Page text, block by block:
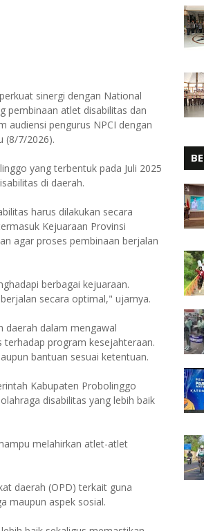
sinergi dengan National
pembinaan atlet disabilitas dan
audiensi pengurus NPCI dengan
(8/7/2026).
yang terbentuk pada Juli 2025
di daerah.
harus dilakukan secara
Kejuaraan Provinsi
agar proses pembinaan berjalan
berbagai kejuaraan.
secara optimal," ujarnya.
daerah dalam mengawal
program kesejahteraan.
bantuan sesuai ketentuan.
Kabupaten Probolinggo
disabilitas yang lebih baik
melahirkan atlet-atlet
daerah (OPD) terkait guna
maupun aspek sosial.